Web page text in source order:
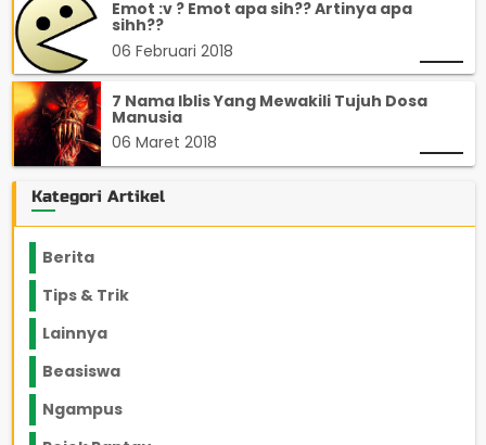
Emot :v ? Emot apa sih?? Artinya apa
sihh??
06 Februari 2018
7 Nama Iblis Yang Mewakili Tujuh Dosa
Manusia
06 Maret 2018
Kategori Artikel
Berita
Tips & Trik
Lainnya
Beasiswa
Ngampus